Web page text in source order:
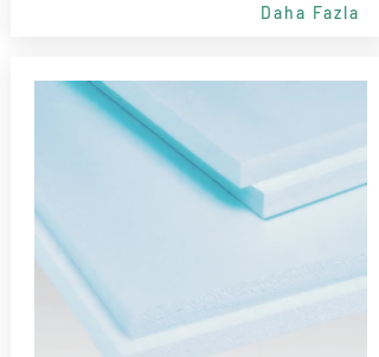
Daha Fazla